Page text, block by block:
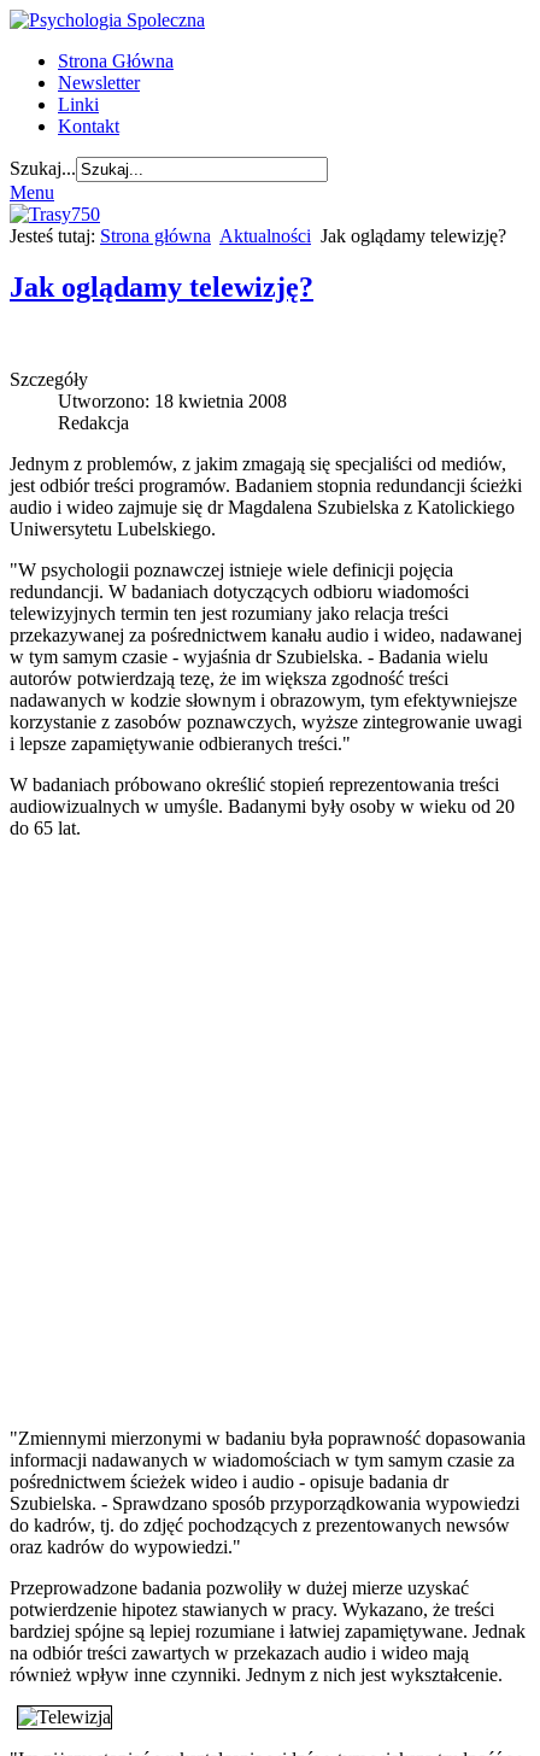
Strona Główna
Newsletter
Linki
Kontakt
Szukaj...
Menu
Jesteś tutaj: Strona główna Aktualności Jak oglądamy telewizję?
Jak oglądamy telewizję?
Szczegóły
Utworzono: 18 kwietnia 2008
Redakcja
Jednym z problemów, z jakim zmagają się specjaliści od mediów,
jest odbiór treści programów. Badaniem stopnia redundancji ścieżki
audio i wideo zajmuje się dr Magdalena Szubielska z Katolickiego
Uniwersytetu Lubelskiego.
"W psychologii poznawczej istnieje wiele definicji pojęcia
redundancji. W badaniach dotyczących odbioru wiadomości
telewizyjnych termin ten jest rozumiany jako relacja treści
przekazywanej za pośrednictwem kanału audio i wideo, nadawanej
w tym samym czasie - wyjaśnia dr Szubielska. - Badania wielu
autorów potwierdzają tezę, że im większa zgodność treści
nadawanych w kodzie słownym i obrazowym, tym efektywniejsze
korzystanie z zasobów poznawczych, wyższe zintegrowanie uwagi
i lepsze zapamiętywanie odbieranych treści."
W badaniach próbowano określić stopień reprezentowania treści
audiowizualnych w umyśle. Badanymi były osoby w wieku od 20
do 65 lat.
"Zmiennymi mierzonymi w badaniu była poprawność dopasowania
informacji nadawanych w wiadomościach w tym samym czasie za
pośrednictwem ścieżek wideo i audio - opisuje badania dr
Szubielska. - Sprawdzano sposób przyporządkowania wypowiedzi
do kadrów, tj. do zdjęć pochodzących z prezentowanych newsów
oraz kadrów do wypowiedzi."
Przeprowadzone badania pozwoliły w dużej mierze uzyskać
potwierdzenie hipotez stawianych w pracy. Wykazano, że treści
bardziej spójne są lepiej rozumiane i łatwiej zapamiętywane. Jednak
na odbiór treści zawartych w przekazach audio i wideo mają
również wpływ inne czynniki. Jednym z nich jest wykształcenie.